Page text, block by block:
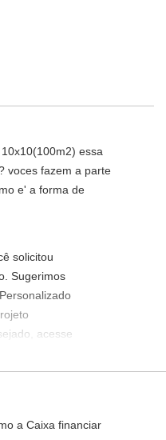
essa
voces fazem a parte
e' a forma de
solicitou
Sugerimos
acesse
a Caixa financiar